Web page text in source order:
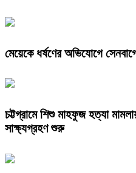
মেয়েকে ধর্ষণের অভিযোগে
চট্টগ্রামে শিশু মাহফুজ হত্যা
সাক্ষ্যগ্রহণ শুরু